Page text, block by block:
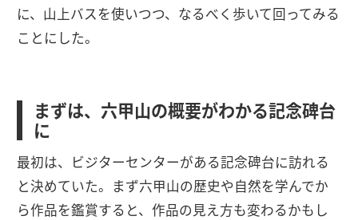
に、山上バスを使いつつ、なるべく歩いて回ってみる
ことにした。
まずは、六甲山の概要がわかる記念碑台
に
最初は、ビジターセンターがある記念碑台に訪れる
と決めていた。まず六甲山の歴史や自然を学んでか
ら作品を鑑賞すると、作品の見え方も変わるかもし